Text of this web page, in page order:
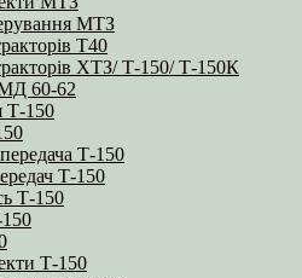
МТЗ
Т40
ХТЗ/ Т-150/ Т-150К
60-62
Т-150
Т-150
Т-150
Т-150
Т-150